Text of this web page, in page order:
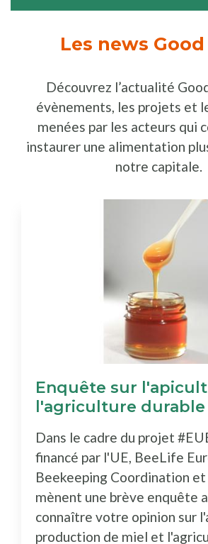
Les news
Découvrez l’actualité
évènements, les projets et
menées par les acteurs qui
instaurer une alimentation
notre capitale.
Enquête sur
l'agriculture durable
Dans le cadre du projet
financé par l'UE, BeeLife
Beekeeping Coordination et
mènent une brève enquête
connaître votre opinion sur
production de miel et